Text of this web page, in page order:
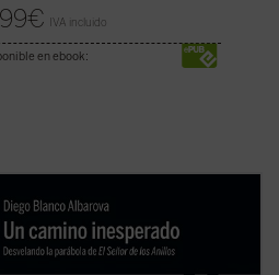
€ IVA incluido
en ebook:
¿Quieres vivir una gran aventura?
Todavía queda un Anillo y, aunque no lo
sepas, lo tienes tú. Sal de la comodidad